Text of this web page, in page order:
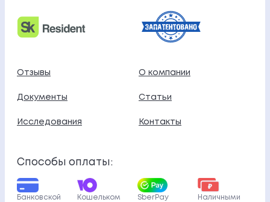
Отзывы О компании
Документы Статьи
Исследования Контакты
Способы оплаты:
Банковской Кошельком SberPay Наличными